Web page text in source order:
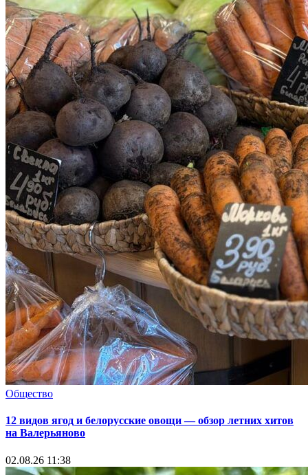
Общество
12 видов ягод и белорусские овощи — обзор летних хитов
на Валерьяново
02.08.26 11:38